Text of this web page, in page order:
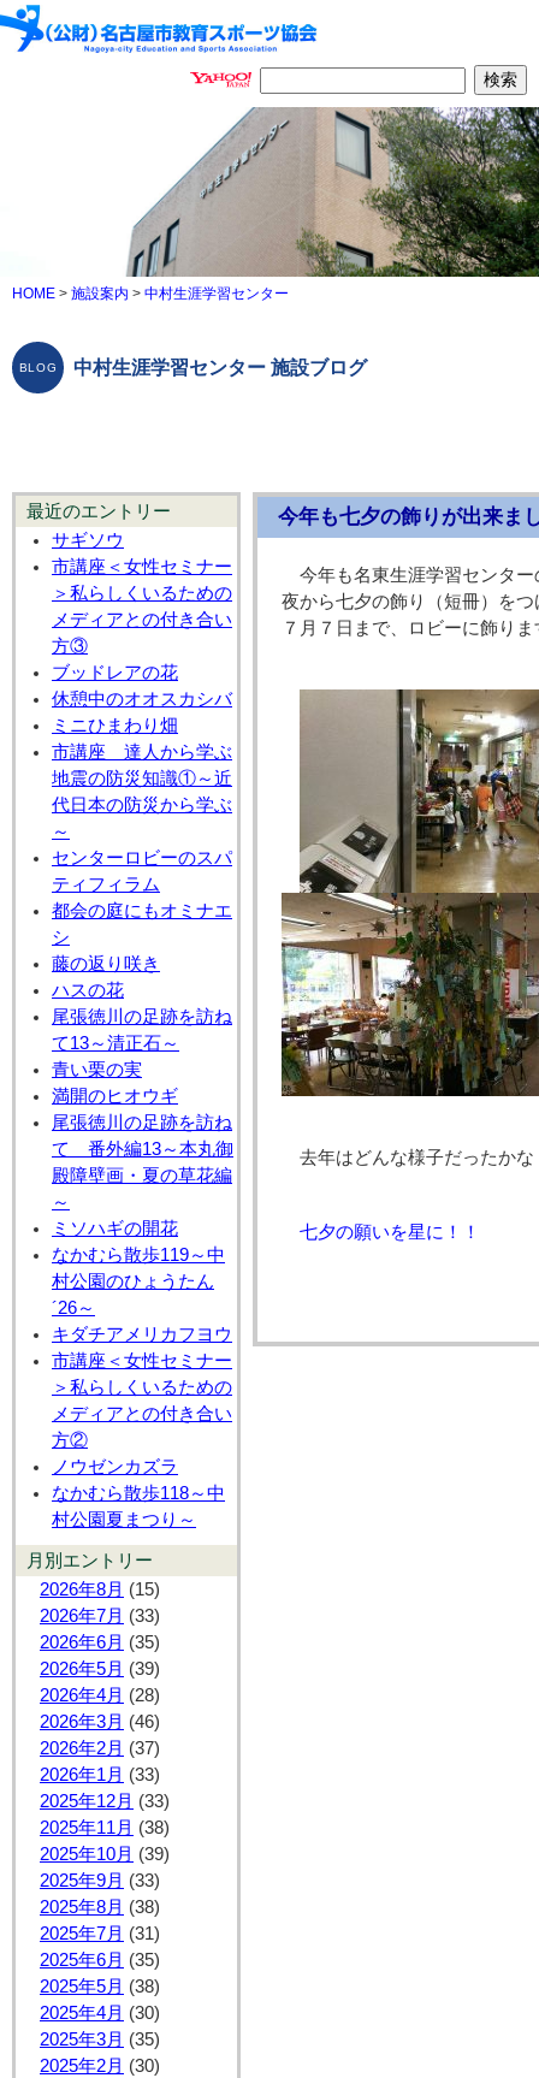
HOME > 施設案内 > 中村生涯学習センター
中村生涯学習センター 施設ブログ
最近のエントリー
サギソウ
市講座＜女性セミナー
＞私らしくいるための
メディアとの付き合い
方③
ブッドレアの花
休憩中のオオスカシバ
ミニひまわり畑
市講座 達人から学ぶ
地震の防災知識①～近
代日本の防災から学ぶ
～
センターロビーのスパ
ティフィラム
都会の庭にもオミナエ
シ
藤の返り咲き
ハスの花
尾張徳川の足跡を訪ね
て13～清正石～
青い栗の実
満開のヒオウギ
尾張徳川の足跡を訪ね
て 番外編13～本丸御
殿障壁画・夏の草花編
～
ミソハギの開花
なかむら散歩119～中
村公園のひょうたん
´26～
キダチアメリカフヨウ
市講座＜女性セミナー
＞私らしくいるための
メディアとの付き合い
方②
ノウゼンカズラ
なかむら散歩118～中
村公園夏まつり～
月別エントリー
2026年8月 (15)
2026年7月 (33)
2026年6月 (35)
2026年5月 (39)
2026年4月 (28)
2026年3月 (46)
2026年2月 (37)
2026年1月 (33)
2025年12月 (33)
2025年11月 (38)
2025年10月 (39)
2025年9月 (33)
2025年8月 (38)
2025年7月 (31)
2025年6月 (35)
2025年5月 (38)
2025年4月 (30)
2025年3月 (35)
2025年2月 (30)
今年も七夕の飾りが出来ま
今年も名東生涯学習センタ
夜から七夕の飾り（短冊）を
７月７日まで、ロビーに飾り
去年はどんな様子だったかな
七夕の願いを星に！！